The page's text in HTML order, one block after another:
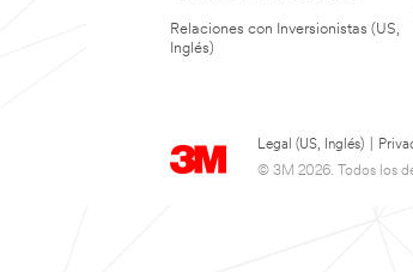
Relaciones con Inversionistas (US,
Inglés)
Legal (US, Inglés)
© 3M 2026. Todos los